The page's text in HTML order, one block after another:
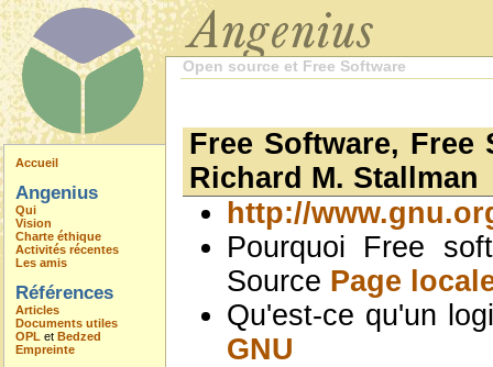
Accueil
Angenius
Qui
Vision
Charte éthique
Activités récentes
Les amis
Références
Articles
Documents utiles
OPL et Bedzed
Empreinte
Open source et Free Software
Free Software, Free
Richard M. Stallman
http://
Pourquoi Free
Source Page
Qu'est-ce qu'un
GNU